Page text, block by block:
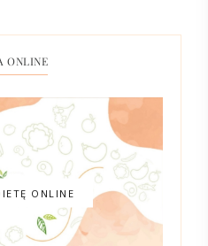
ONLINE
ONLINE